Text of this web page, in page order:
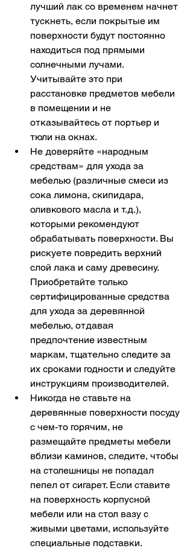
лучший лак со временем начнет
тускнеть, если покрытые им
поверхности будут постоянно
находиться под прямыми
солнечными лучами.
Учитывайте это при
расстановке предметов мебели
в помещении и не
отказывайтесь от портьер и
тюли на окнах.
Не доверяйте «народным
средствам» для ухода за
мебелью (различные смеси из
сока лимона, скипидара,
оливкового масла и т.д.),
которыми рекомендуют
обрабатывать поверхности. Вы
рискуете повредить верхний
слой лака и саму древесину.
Приобретайте только
сертифицированные средства
для ухода за деревянной
мебелью, отдавая
предпочтение известным
маркам, тщательно следите за
их сроками годности и следуйте
инструкциям производителей.
Никогда не ставьте на
деревянные поверхности посуду
с чем-то горячим, не
размещайте предметы мебели
вблизи каминов, следите, чтобы
на столешницы не попадал
пепел от сигарет. Если ставите
на поверхность корпусной
мебели или на стол вазу с
живыми цветами, используйте
специальные подставки.